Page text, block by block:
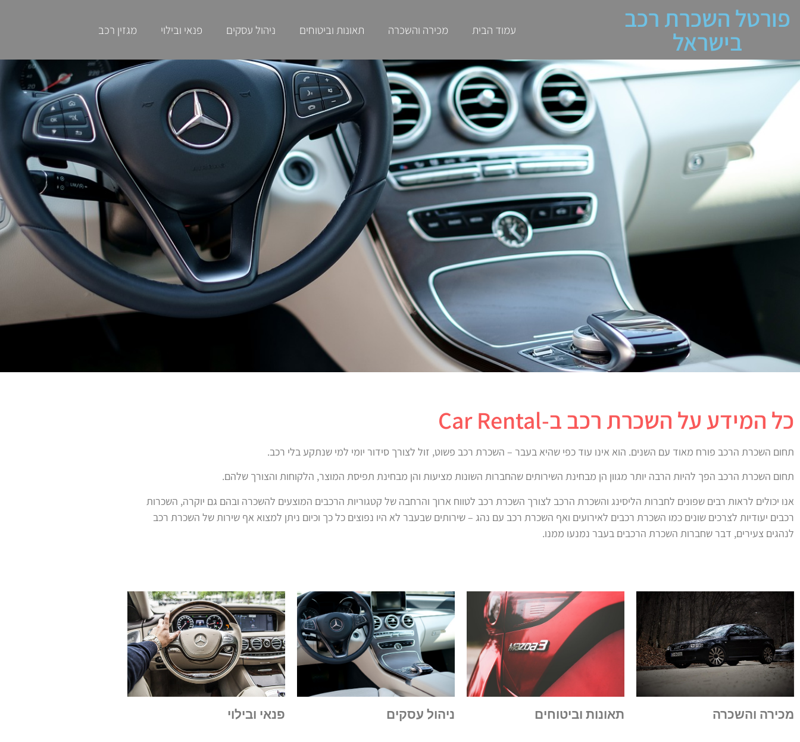
פורטל השכרת רכב
בישראל עמוד הבית מכירה והשכרה תאונות וביטוחים ניהול עסקים פנאי ובילוי מגזין רכב
כל המידע על השכרת רכב ב-Car Rental
תחום השכרת הרכב פורח מאוד עם השנים. הוא אינו עוד כפי שהיא בעבר – השכרת רכב פשוט, זול לצורך סידור יומי למי שנתקע בלי רכב.
תחום השכרת הרכב הפך להיות הרבה יותר מגוון הן מבחינת השירותים שהחברות השונות מציעות והן מבחינת תפיסת המוצר, הלקוחות והצורך שלהם.
אנו יכולים לראות רבים שפונים לחברות הליסינג והשכרת הרכב לצורך השכרת רכב לטווח ארוך והרחבה של קטגוריות הרכבים המוצעים להשכרה ובהם גם יוקרה, השכרות
רכבים יעודיות לצרכים שונים כמו השכרת רכבים לאירועים ואף השכרת רכב עם נהג – שירותים שבעבר לא היו נפוצים כל כך וכיום ניתן למצוא אף שירות של השכרת רכב
לנהגים צעירים, דבר שחברות השכרת הרכבים בעבר נמנעו ממנו.
מכירה והשכרה תאונות וביטוחים ניהול עסקים פנאי ובילוי